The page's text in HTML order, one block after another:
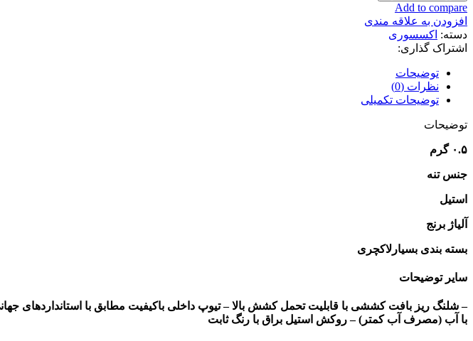
Add to compare
افزودن به علاقه مندی
دسته: اکسسوری
اشتراک گذاری:
توضیحات
نظرات (0)
توضیحات تکمیلی
توضیحات
۰.۵ گرم
جنس تنه
استیل
آلیاژ برنج
بسته بندی بسیارلاکچری
سایر توضیحات
– شلنگ ریز بافت کششی با قابلیت تحمل کشش بالا – تیوپ داخلى باکیفیت مطابق با استانداردهای
با آب (مصرف آب کمتر) – روکش استیل براق با رنگ ثابت